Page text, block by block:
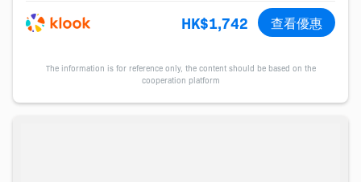
HK$1,742 查看優惠
The information is for reference only, the content should be based on the
cooperation platform